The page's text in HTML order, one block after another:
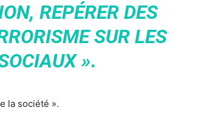
REPÉRER DES
SUR LES
».
la société ».